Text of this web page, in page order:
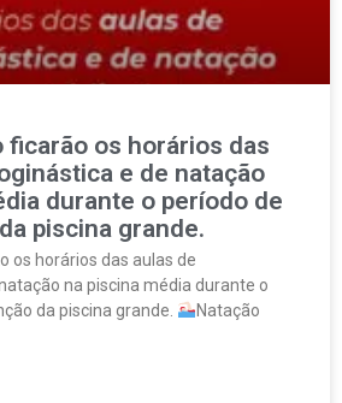
ficarão os horários das
e de natação
durante o período de
piscina grande.
os horários das aulas de
na piscina média durante o
da piscina grande.
Natação